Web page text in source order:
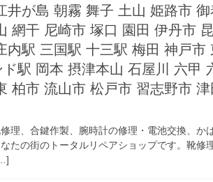
井が島 朝霧 舞子 土山 姫路市
網干 尼崎市 塚口 園田 伊丹市
内駅 三国駅 十三駅 梅田 神戸
ド駅 岡本 摂津本山 石屋川 六甲
柏市 流山市 松戸市 習志野市
理、合鍵作製、腕時計の修理・電池交換、
たの街のトータルリペアショップです。靴